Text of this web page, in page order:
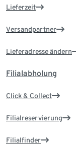
Lieferzeit
Versandpartner
Lieferadresse ändern
Filialabholung
Click & Collect
Filialreservierung
Filialfinder